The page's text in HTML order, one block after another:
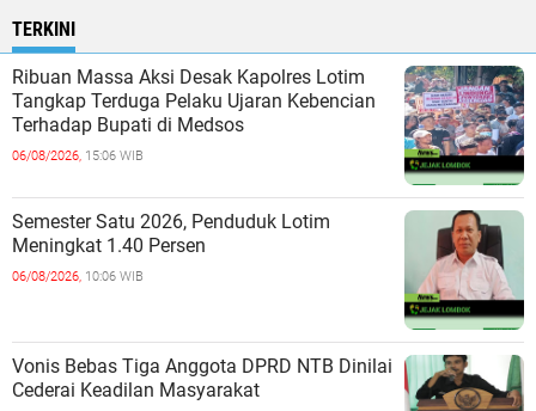
TERKINI
Ribuan Massa Aksi Desak Kapolres Lotim
Tangkap Terduga Pelaku Ujaran Kebencian
Terhadap Bupati di Medsos
06/08/2026, 15:06 WIB
Semester Satu 2026, Penduduk Lotim
Meningkat 1.40 Persen
06/08/2026, 10:06 WIB
Vonis Bebas Tiga Anggota DPRD NTB Dinilai
Cederai Keadilan Masyarakat